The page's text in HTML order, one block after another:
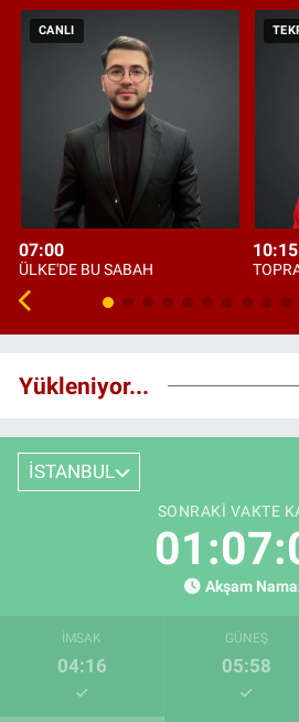
CANLI
07:00
ÜLKE'DE BU SABAH
10:15
Yükleniyor...
İSTANBUL
SONRAKI VAKTE
Akşam
İMSAK
04:16
GÜNEŞ
05:58